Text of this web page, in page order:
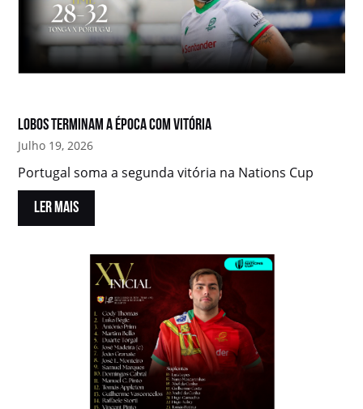
Lobos terminam a época com vitória
Julho 19, 2026
Portugal soma a segunda vitória na Nations Cup
LER MAIS